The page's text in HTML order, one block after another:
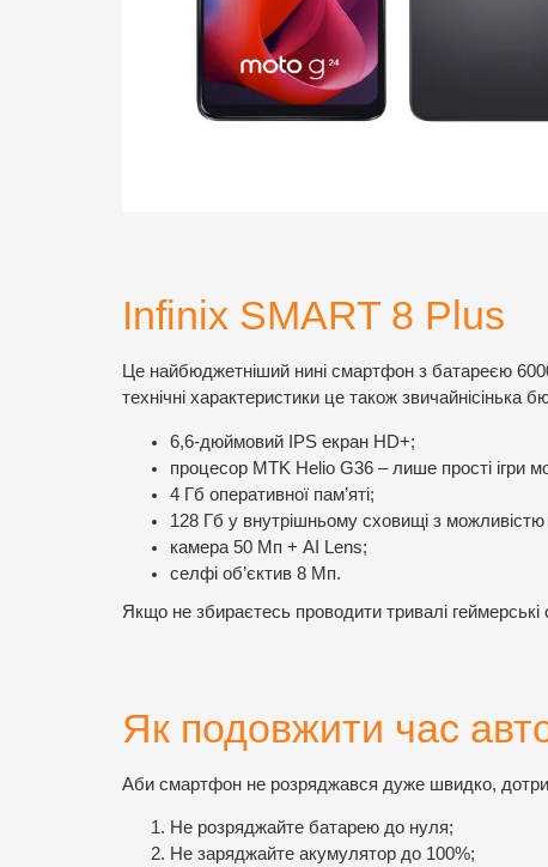
Infinix SMART 8 Plus
Це найбюджетніший нині смартфон з батареєю
технічні характеристики це також
6,6-дюймовий IPS екран HD+;
процесор MTK Helio G36 – лише прості ігри
4 Гб оперативної пам’яті;
128 Гб у внутрішньому сховищі з
камера 50 Мп + AI Lens;
селфі об’єктив 8 Мп.
Якщо не збираєтесь проводити тривалі
Як подовжити час
Аби смартфон не розряджався дуже швидко,
Не розряджайте батарею до нуля;
Не заряджайте акумулятор до 100%;